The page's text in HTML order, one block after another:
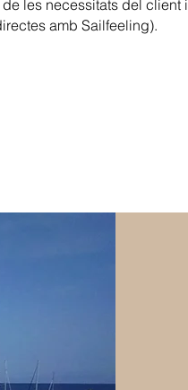
les necessitats del
amb Sailfeeling).